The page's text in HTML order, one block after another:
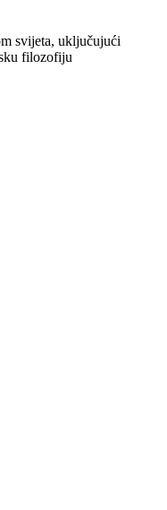
svijeta, uključujući
filozofiju